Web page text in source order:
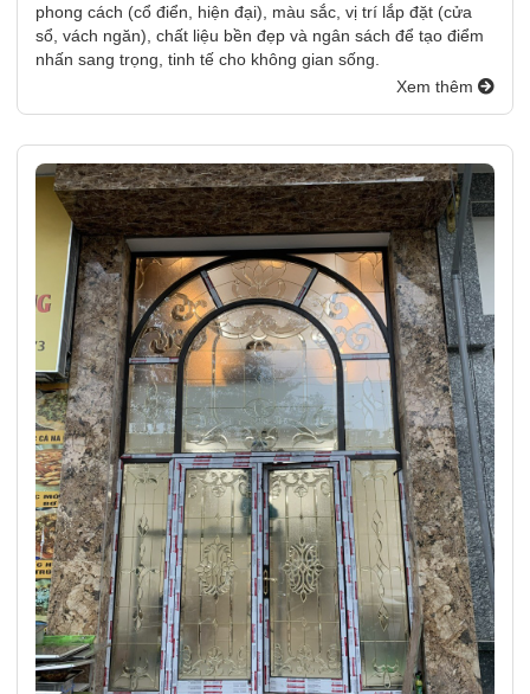
phong cách (cổ điển, hiện đại), màu sắc, vị trí lắp đặt (cửa
sổ, vách ngăn), chất liệu bền đẹp và ngân sách để tạo điểm
nhấn sang trọng, tinh tế cho không gian sống.
Xem thêm